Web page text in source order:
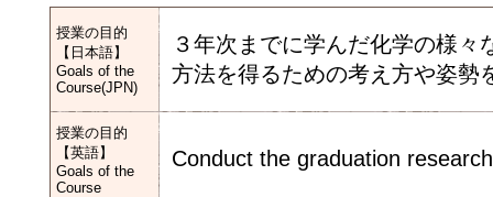
授業の目的
【日本語】
Goals of the
Course(JPN)
３年次までに学んだ化学の様
方法を得るための考え方や姿勢
授業の目的
【英語】
Goals of the
Course
Conduct the graduation